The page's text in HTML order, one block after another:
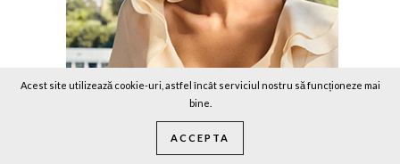
Acest site utilizează cookie-uri, astfel încât serviciul nostru să funcționeze mai
bine.
ACCEPTA